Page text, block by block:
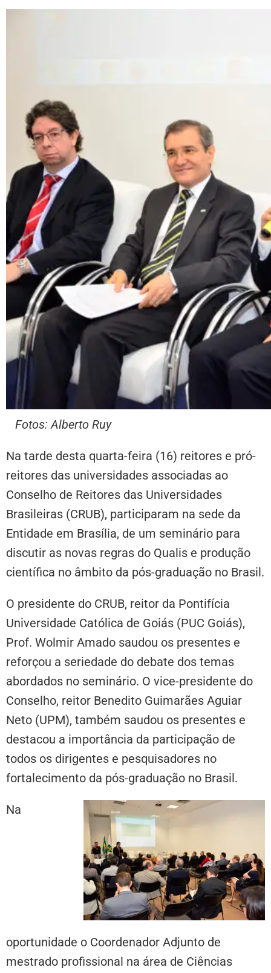
Fotos: Alberto Ruy
Na tarde desta quarta-feira (16) reitores e pró-
reitores das universidades associadas ao
Conselho de Reitores das Universidades
Brasileiras (CRUB), participaram na sede da
Entidade em Brasília, de um seminário para
discutir as novas regras do Qualis e produção
científica no âmbito da pós-graduação no Brasil.
O presidente do CRUB, reitor da Pontifícia
Universidade Católica de Goiás (PUC Goiás),
Prof. Wolmir Amado saudou os presentes e
reforçou a seriedade do debate dos temas
abordados no seminário. O vice-presidente do
Conselho, reitor Benedito Guimarães Aguiar
Neto (UPM), também saudou os presentes e
destacou a importância da participação de
todos os dirigentes e pesquisadores no
fortalecimento da pós-graduação no Brasil.
Na
oportunidade o Coordenador Adjunto de
mestrado profissional na área de Ciências